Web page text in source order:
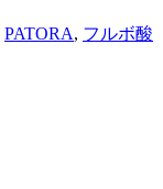
PATORA, フルボ酸